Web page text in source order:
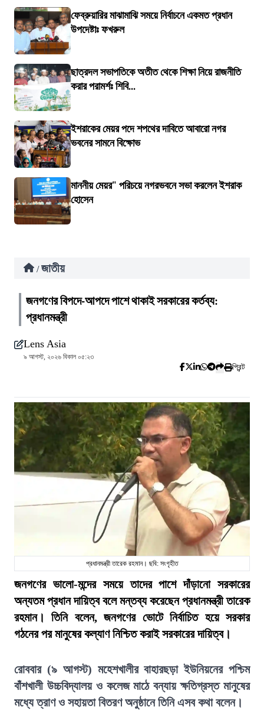
ফেব্রুয়ারির মাঝামাঝি সময়ে নির্বাচনে একমত প্রধান
উপদেষ্টাঃ ফখরুল
ছাত্রদল সভাপতিকে অতীত থেকে শিক্ষা নিয়ে রাজনীতি
করার পরামর্শঃ শিবি...
ইশরাকের মেয়র পদে শপথের দাবিতে আবারো নগর
ভবনের সামনে বিক্ষোভ
মাননীয় মেয়র" পরিচয়ে নগরভবনে সভা করলেন ইশরাক
হোসেন
/ জাতীয়
জনগণের বিপদে-আপদে পাশে থাকাই সরকারের কর্তব্য:
প্রধানমন্ত্রী
Lens Asia
৯ আগস্ট, ২০২৬ বিকাল ০৫:২৩
প্রিন্ট
প্রধানমন্ত্রী তারেক রহমান। ছবি: সংগৃহীত
জনগণের ভালো-মন্দের সময়ে তাদের পাশে দাঁড়ানো সরকারের
অন্যতম প্রধান দায়িত্ব বলে মন্তব্য করেছেন প্রধানমন্ত্রী তারেক
রহমান। তিনি বলেন, জনগণের ভোটে নির্বাচিত হয়ে সরকার
গঠনের পর মানুষের কল্যাণ নিশ্চিত করাই সরকারের দায়িত্ব।
রোববার (৯ আগস্ট) মহেশখালীর বাহারছড়া ইউনিয়নের পশ্চিম
বাঁশখালী উচ্চবিদ্যালয় ও কলেজ মাঠে বন্যায় ক্ষতিগ্রস্ত মানুষের
মধ্যে ত্রাণ ও সহায়তা বিতরণ অনুষ্ঠানে তিনি এসব কথা বলেন।